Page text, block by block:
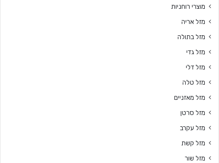
מוצרי רוחניות
מזל אריה
מזל בתולה
מזל גדי
מזל דלי
מזל טלה
מזל מאזניים
מזל סרטן
מזל עקרב
מזל קשת
מזל שור